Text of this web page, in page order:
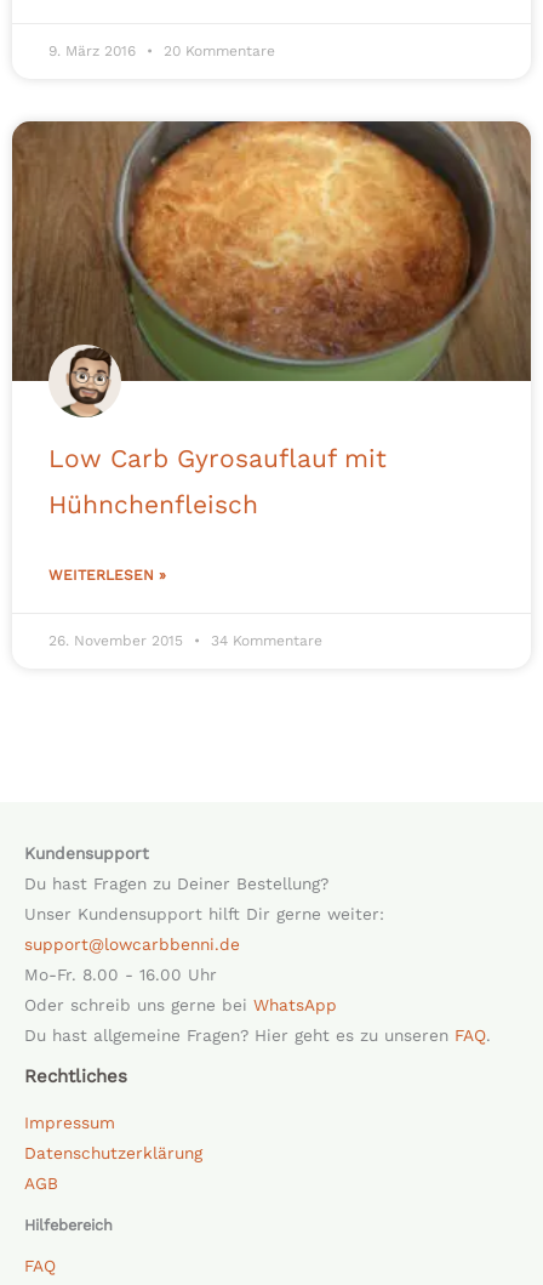
9. März 2016 20 Kommentare
Low Carb Gyrosauflauf mit
Hühnchenfleisch
WEITERLESEN »
26. November 2015 34 Kommentare
Kundensupport
Du hast Fragen zu Deiner Bestellung?
Unser Kundensupport hilft Dir gerne weiter:
support@lowcarbbenni.de
Mo-Fr. 8.00 - 16.00 Uhr
Oder schreib uns gerne bei WhatsApp
Du hast allgemeine Fragen? Hier geht es zu unseren FAQ.
Rechtliches
Impressum
Datenschutzerklärung
AGB
Hilfebereich
FAQ